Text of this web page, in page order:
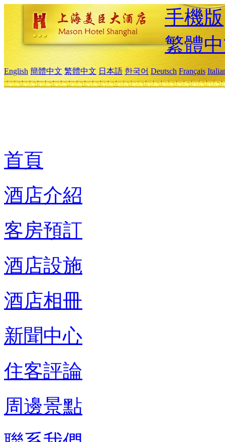
手機版
繁體
English 簡體中文 繁體中文 日本語 한국어 Deutsch Français
首頁
酒店介紹
客房預訂
酒店設施
酒店相冊
新聞中心
住客評論
周邊景點